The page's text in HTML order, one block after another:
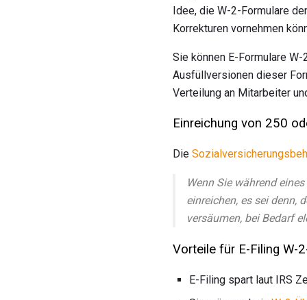
Idee, die W-2-Formulare
Korrekturen vornehmen
Sie können E-Formulare
Ausfüllversionen dieser
Verteilung an Mitarbeiter
Einreichung von 250
Die
Wenn Sie während
einreichen, es sei denn,
versäumen, bei Bedarf
Vorteile für E-Filing W-
E-Filing spart laut IRS